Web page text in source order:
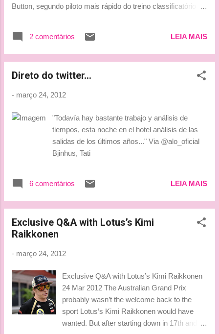
Button, segundo piloto mais rápido do treino classificatório
o rendimento da equipe austríaca em treinos classificatórios
esteja longe do aproveitamento apresentado no ano passado,
“Eles [da Red Bull] não estão ruins. Classificaram-se no
estamos na vantagem, embora muito menor quando
comparado a Melbourne”, disse Button. “É [uma] pequena
[vantagem], não é o domínio que vimos há alguns anos. E no
domingo, é uma coisa diferente. Na última prova, vimos que
Sebastian teve obviamente muita sorte com a entrada do
safety car, mas seu ritmo de corrida era mu...
2 comentários LEIA MAIS
Direto do twitter...
- março 24, 2012
"Todavía hay bastante trabajo y análisis de
tiempos, esta noche en el hotel análisis de las
salidas de los últimos años..." Via @alo_oficial
Bjinhus, Tati
6 comentários LEIA MAIS
Exclusive Q&A with Lotus’s Kimi
Raikkonen
- março 24, 2012
Exclusive Q&A with Lotus’s Kimi Raikkonen
24 Mar 2012 The Australian Grand Prix
probably wasn’t the welcome back to the
sport Lotus’s Kimi Raikkonen would have
wanted. But after starting down in 17th and